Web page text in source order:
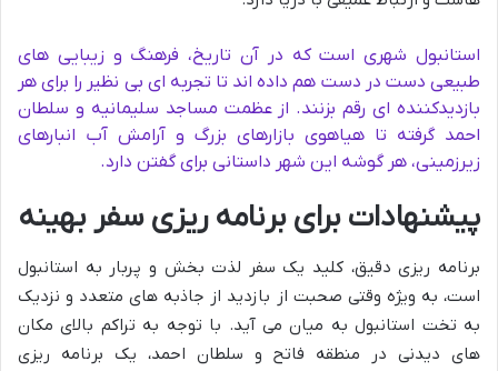
استانبول شهری است که در آن تاریخ، فرهنگ و زیبایی های
طبیعی دست در دست هم داده اند تا تجربه ای بی نظیر را برای هر
بازدیدکننده ای رقم بزنند. از عظمت مساجد سلیمانیه و سلطان
احمد گرفته تا هیاهوی بازارهای بزرگ و آرامش آب انبارهای
زیرزمینی، هر گوشه این شهر داستانی برای گفتن دارد.
پیشنهادات برای برنامه ریزی سفر بهینه
برنامه ریزی دقیق، کلید یک سفر لذت بخش و پربار به استانبول
است، به ویژه وقتی صحبت از بازدید از جاذبه های متعدد و نزدیک
به تخت استانبول به میان می آید. با توجه به تراکم بالای مکان
های دیدنی در منطقه فاتح و سلطان احمد، یک برنامه ریزی